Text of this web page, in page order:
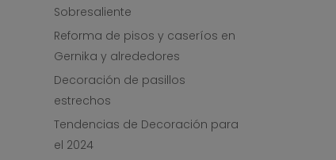
Sobresaliente
Reforma de pisos y caseríos en
Gernika y alrededores
Decoración de pasillos
estrechos
Tendencias de Decoración para
el 2024